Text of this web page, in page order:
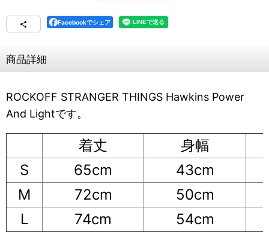
Facebookでシェア
商品詳細
ROCKOFF STRANGER THINGS Hawkins Power
And Lightです。
着丈
身幅
S
65cm
43cm
M
72cm
50cm
L
74cm 54cm